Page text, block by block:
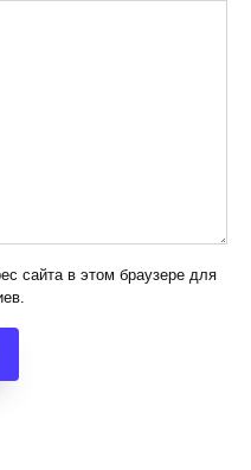
сайта в этом браузере для